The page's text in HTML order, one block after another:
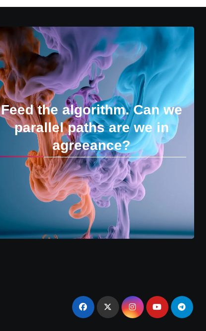
Feed the algorithm. Can we
parallel paths are we in
agreeance?